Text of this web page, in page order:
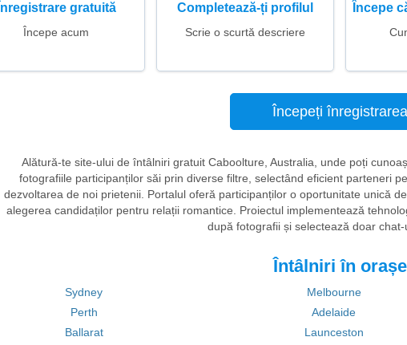
Înregistrare gratuită
Începe acum
Completează-ți profilul
Scrie o scurtă descriere
Începe
Începeți înregistrarea
Alătură-te site-ului de întâlniri gratuit Caboolture, Australia, unde poți
fotografiile participanților săi prin diverse filtre, selectând eficient parteneri
dezvoltarea de noi prietenii. Portalul oferă participanților o oportunitate unică
alegerea candidaților pentru relații romantice. Proiectul implementează
după fotografii și selectează doar chat-
Întâlniri în orașe
Sydney Melbourne
Perth
Adelaide
Ballarat
Launceston